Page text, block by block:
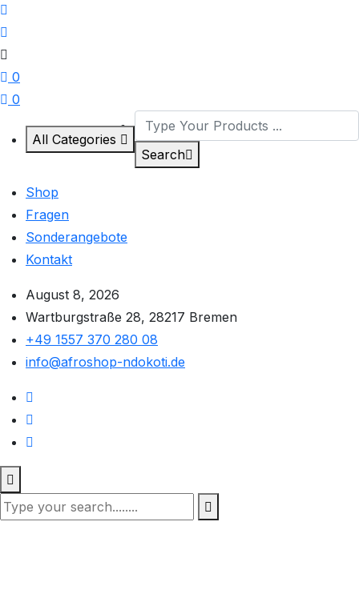
0
0
All Categories
Search
Shop
Fragen
Sonderangebote
Kontakt
August 8, 2026
Wartburgstraße 28, 28217 Bremen
+49 1557 370 280 08
info@afroshop-ndokoti.de